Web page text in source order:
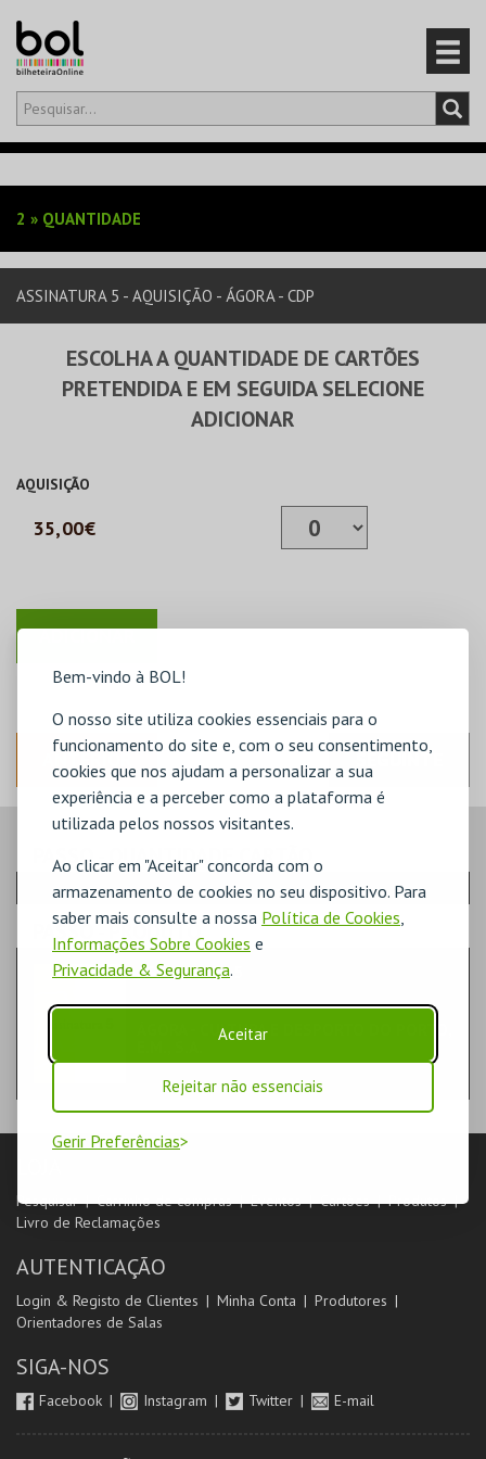
Bem-vindo à BOL!
O nosso site utiliza cookies essenciais para o
funcionamento do site e, com o seu consentimento,
cookies que nos ajudam a personalizar a sua
experiência e a perceber como a plataforma é
utilizada pelos nossos visitantes.
Ao clicar em "Aceitar" concorda com o
armazenamento de cookies no seu dispositivo. Para
saber mais consulte a nossa Política de Cookies,
Informações Sobre Cookies e
Privacidade & Segurança.
Aceitar
Rejeitar não essenciais
Gerir Preferências
Olá,iniciar sessão
EVENTOS
CARTÕES
PRODUTOS
2 » QUANTIDADE
ASSINATURA 5 - AQUISIÇÃO - ÁGORA - CDP
ESCOLHA A QUANTIDADE DE CARTÕES
PRETENDIDA E EM SEGUIDA SELECIONE
ADICIONAR
AQUISIÇÃO
35,00€
ANTERIOR SEGUINTE
PASSO - QUANTIDADE CARTÃO
PASSO- PRODUTO
ASSINATURA 5
ÁGORA - CULTURA E DESPORTO DO PORTO,
Pesquisar Carrinho de compras Eventos Cartões
Produtos
Livro de Reclamações
AUTENTICAÇÃO
Login & Registo de Clientes Minha Conta
Produtores
Orientadores de Salas
SIGA-NOS
Facebook Instagram Twitter E-mail